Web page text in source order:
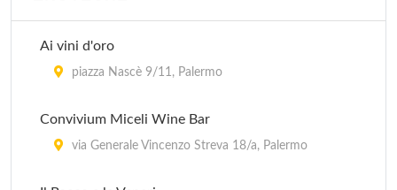
Ai vini d'oro
piazza Nascè 9/11, Palermo
Convivium Miceli Wine Bar
via Generale Vincenzo Streva 18/a, Palermo